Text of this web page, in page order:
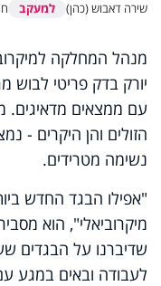
שירה דאבוש (כהן) למעקב
מנהל המחלקה
יורק בדק פריטי לבוש
עם ממצאים מדאיגים.
הזולים והן היקרים -
נשימה מטרידים.
"אפילו הבגד החדש
מיקרוביאלי", הוא
שדיברנו על הבגדים
לעבודה ובאים במגע